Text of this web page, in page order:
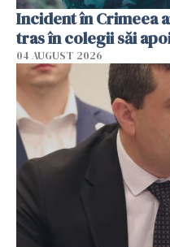
Incident în Crimeea
tras în colegii săi
04 AUGUST 2026